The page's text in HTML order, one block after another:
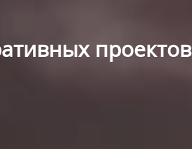
проектов